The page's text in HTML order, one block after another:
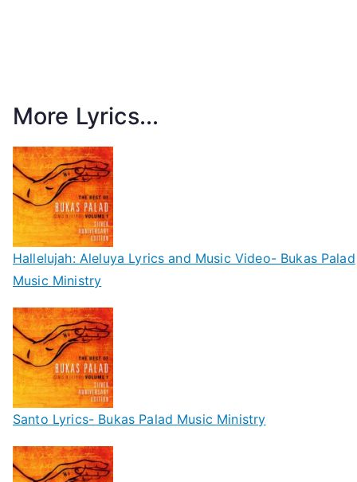
More Lyrics...
Hallelujah: Aleluya Lyrics and Music Video- Bukas Palad
Music Ministry
Santo Lyrics- Bukas Palad Music Ministry